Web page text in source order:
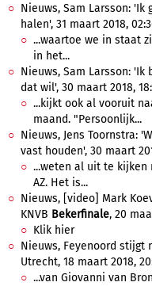
Nieuws, Sam Larsson:
halen', 31 maart 2018,
...waartoe we in staat
in het...
Nieuws, Sam Larsson:
dat wil', 30 maart 2018,
...kijkt ook al vooruit
maand. "Persoonlijk...
Nieuws, Jens Toornstra:
vast houden', 30 maart
...weten al uit te kijken
AZ. Het is...
Nieuws, [video] Mark
KNVB Bekerfinale, 20
Klik hier
Nieuws, Feyenoord stijgt
Utrecht, 18 maart 2018,
...van Giovanni van